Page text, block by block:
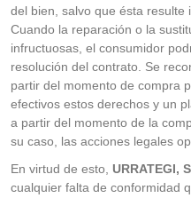
del bien, salvo que ésta resulte
Cuando la reparación o la
infructuosas, el consumidor
resolución del contrato. Se
partir del momento de compra
efectivos estos derechos y un
a partir del momento de la
su caso, las acciones legales
En virtud de esto, URRATEGI,
cualquier falta de conformidad